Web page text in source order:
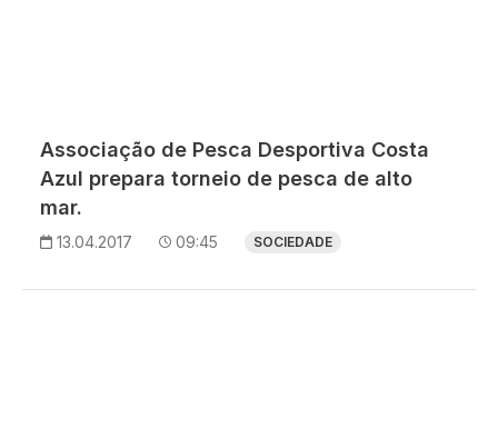
Associação de Pesca Desportiva Costa
Azul prepara torneio de pesca de alto
mar.
13.04.2017 09:45 SOCIEDADE